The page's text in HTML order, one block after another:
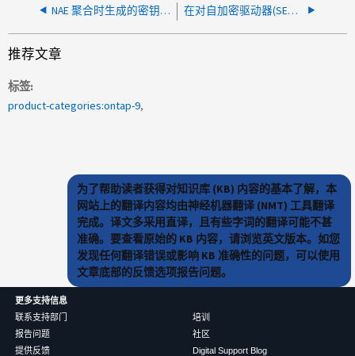
NAE 聚合时生成的密钥数 已创建 在对自加密驱动器(SED)或FIPS NSE驱动器进行擦净时出错
推荐文章
标签
product-categories:ontap-9
为了帮助读者获得对知识库 (KB) 内容的基本了解，本
网站上的翻译内容均由神经机器翻译 (NMT) 工具翻译
完成。译文多采用直译，且有些字词的翻译可能不甚
准确。要查看原始的 KB 内容，请浏览英文版本。如您
发现任何翻译错误或影响 KB 准确性的问题，可以使用
文章底部的反馈选项报告问题。
更多支持信息
联系支持部门
报告问题
提供反馈
培训
社区
Digital Support Blog